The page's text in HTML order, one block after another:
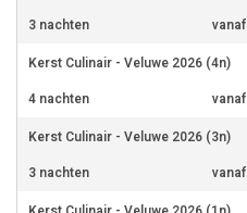
3 nachten
vanaf
Kerst Culinair - Veluwe 2026 (4n)
4 nachten
vanaf
Kerst Culinair - Veluwe 2026 (3n)
3 nachten
vanaf